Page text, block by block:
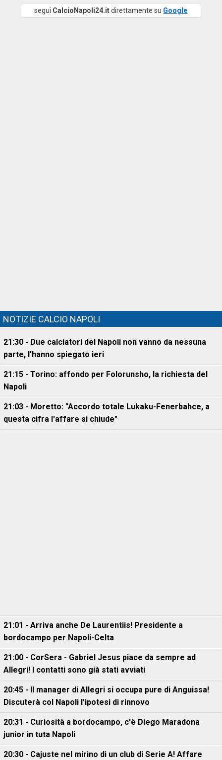
segui CalcioNapoli24.itdirettamente su Google
NOTIZIE CALCIO NAPOLI
21:30 - Due calciatori del Napoli non vanno da nessuna
parte, l'hanno spiegato ieri
21:15 - Torino: affondo per Folorunsho, la richiesta del
Napoli
21:03 - Moretto: "Accordo totale Lukaku-Fenerbahce, a
questa cifra l'affare si chiude"
21:01 - Arriva anche De Laurentiis! Presidente a
bordocampo per Napoli-Celta
21:00 - CorSera - Gabriel Jesus piace da sempre ad
Allegri! I contatti sono già stati avviati
20:45 - Il manager di Allegri si occupa pure di Anguissa!
Discuterà col Napoli l'ipotesi di rinnovo
20:31 - Curiosità a bordocampo, c'è Diego Maradona
junior in tuta Napoli
20:30 - Cajuste nel mirino di un club di Serie A! Affare